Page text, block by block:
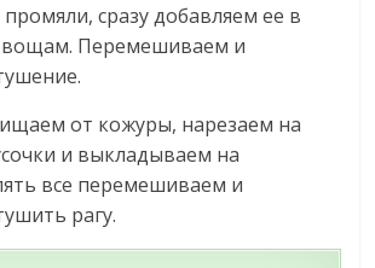
промяли, сразу добавляем ее в
Перемешиваем и
от кожуры, нарезаем на
и выкладываем на
все перемешиваем и
рагу.